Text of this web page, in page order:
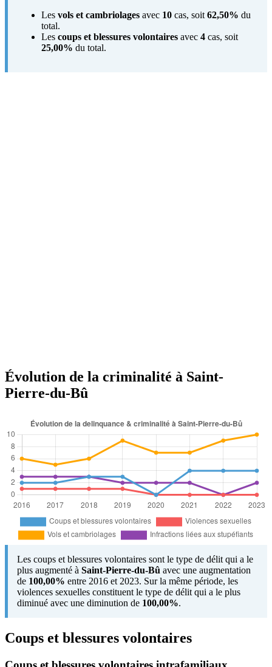
Les vols et cambriolages avec 10 cas, soit 62,50% du
total.
Les coups et blessures volontaires avec 4 cas, soit
25,00% du total.
Évolution de la criminalité à Saint-
Pierre-du-Bû
Les coups et blessures volontaires sont le type de délit qui a le
plus augmenté à Saint-Pierre-du-Bû avec une augmentation
de 100,00% entre 2016 et 2023. Sur la même période, les
violences sexuelles constituent le type de délit qui a le plus
diminué avec une diminution de 100,00%.
Coups et blessures volontaires